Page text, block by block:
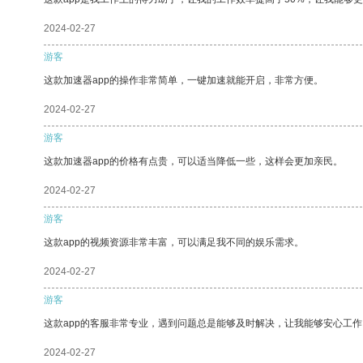
2024-02-27
游客
这款加速器app的操作非常简单，一键加速就能开启，非常方便。
2024-02-27
游客
这款加速器app的价格有点贵，可以适当降低一些，这样会更加亲民。
2024-02-27
游客
这款app的视频资源非常丰富，可以满足我不同的娱乐需求。
2024-02-27
游客
这款app的客服非常专业，遇到问题总是能够及时解决，让我能够安心工
2024-02-27